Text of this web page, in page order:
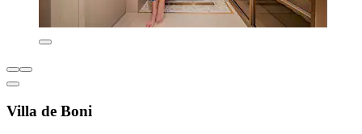
Villa de Boni